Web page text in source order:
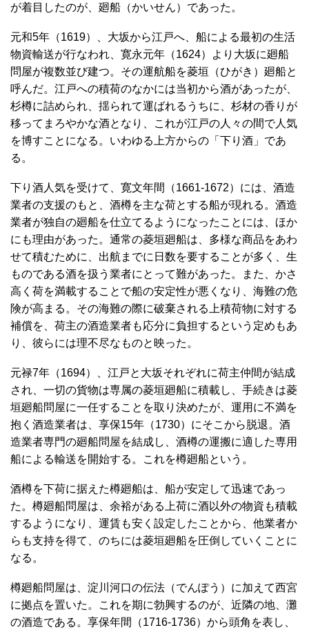
が着目したのが、廻船（かいせん）であった。
元和5年（1619）、大坂から江戸へ、船による最初の生活
物資輸送が行なわれ、寛永元年（1624）より大坂に廻船
問屋が複数並び建つ。その運航船を菱垣（ひがき）廻船と
呼んだ。江戸への積荷のなかには当初から酒があったが、
杉樽に詰められ、揺られて運ばれるうちに、杉材の香りが
移ってまろやかな酒となり、これが江戸の人々の間で人気
を博すことになる。いわゆる上方からの「下り酒」であ
る。
下り酒人気を受けて、寛文年間（1661-1672）には、酒造
業者の支援のもと、酒樽を主な荷とする船が現れる。酒造
業者が独自の廻船を仕立てるようになったことには、ほか
にも理由があった。通常の菱垣廻船は、多様な商品をあわ
せて積むために、出航までに日数を要することが多く、生
ものである酒を扱う業者にとって難があった。また、かさ
高く荷を満載することで船の安定性が悪くなり、海難の危
険が高まる。その海難の際に破棄される上積荷物に対する
補償を、荷主の酒造業者も応分に負担するという定めもあ
り、彼らには理不尽なものと映った。
元禄7年（1694）、江戸と大坂それぞれに荷主仲間が結成
され、一切の貨物は専属の菱垣廻船に積載し、手続きは菱
垣廻船問屋に一任することを取り決めたが、運用に不満を
抱く酒造業者は、享保15年（1730）にそこから脱退。酒
造業者専門の廻船問屋を結成し、酒樽の運搬に適した専用
船による輸送を開始する。これを樽廻船という。
酒樽を下荷に据えた樽廻船は、船が安定して迅速であっ
た。樽廻船問屋は、余裕がある上荷に酒以外の物資も積載
するようになり、運賃も安く設定したことから、他業者か
らも支持を得て、のちには菱垣廻船を圧倒していくことに
なる。
樽廻船問屋は、淀川河口の伝法（でんぽう）に加えて西宮
に拠点を置いた。これを期に勃興するのが、近隣の地、灘
の酒造である。享保年間（1716-1736）から頭角を表し、